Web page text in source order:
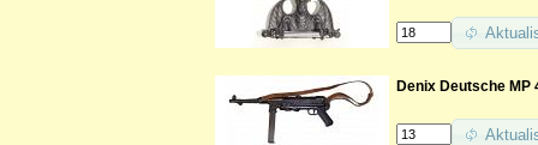
Denix Deutsche